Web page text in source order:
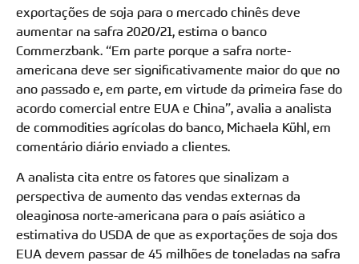
exportações de soja para o mercado chinês deve
aumentar na safra 2020/21, estima o banco
Commerzbank. “Em parte porque a safra norte-
americana deve ser significativamente maior do que no
ano passado e, em parte, em virtude da primeira fase do
acordo comercial entre EUA e China”, avalia a analista
de commodities agrícolas do banco, Michaela Kühl, em
comentário diário enviado a clientes.
A analista cita entre os fatores que sinalizam a
perspectiva de aumento das vendas externas da
oleaginosa norte-americana para o país asiático a
estimativa do USDA de que as exportações de soja dos
EUA devem passar de 45 milhões de toneladas na safra